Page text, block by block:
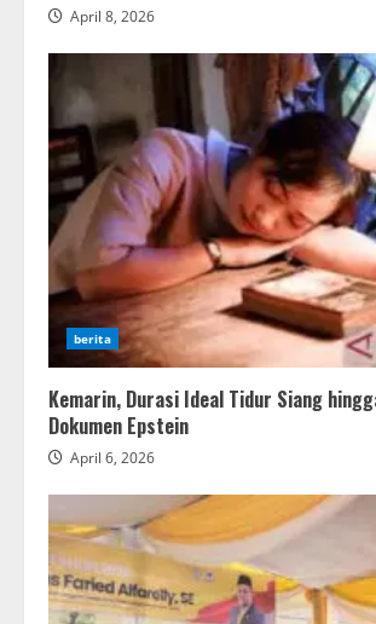
April 8, 2026
berita
Kemarin, Durasi Ideal Tidur Siang
Dokumen Epstein
April 6, 2026